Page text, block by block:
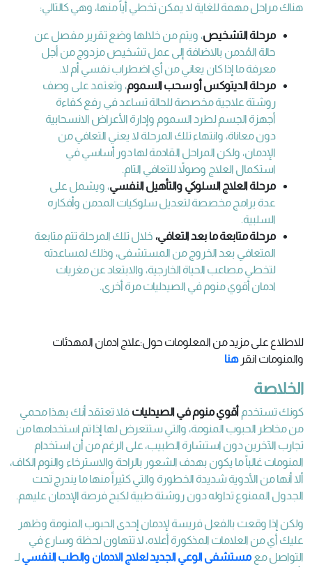
هناك مراحل مهمة للغاية لا يمكن تخطي أياً منها، وهي كالتالي:
مرحلة التشخيص، ويتم من خلالها وضع تقرير مفصل عن
حالة المُدمن بالاضافة إلى عمل تشخيص مزدوج من أجل
معرفة ما إذا كان يعاني من أي اضطراب نفسي أم لا.
مرحلة الديتوكس أو سحب السموم، وتعتمد على وصف
روشتة علاجية مخصصة للحالة تساعد في رفع كفاءة
أجهزة الجسم لطرد السموم وإدارة الأعراض الانسحابية
دون معاناة، وانتهاء تلك المرحلة لا يعني التعافي من
الإدمان، ولكن المراحل القادمة لها دور أساسي في
استكمال العلاج وصولاً للتعافي التام.
مرحلة العلاج السلوكي والتأهيل النفسي، ويشمل على
عدة برامج مخصصة لتعديل سلوكيات المدمن وأفكاره
السلبية.
مرحلة متابعة ما بعد التعافي، خلال تلك المرحلة تتم متابعة
المتعافي بعد الخروج من المستشفى، وذلك لمساعدته
لتخطي مصاعب الحياة الخارجية، والابتعاد عن مغريات
ادمان أقوي منوم في الصيدليات مرة أخرى.
للاطلاع على مزيد من المعلومات حول:علاج ادمان المهدئات
والمنومات انقر هنا
الخلاصة
كونك تستخدم أقوي منوم في الصيدليات فلا تعتقد أنك بهذا محمي
من مخاطر الحبوب المنومة، والتي ستتعرض لها إذا تم استخدامها من
تجارب الآخرين دون استشارة الطبيب، على الرغم من أن استخدام
المنومات غالباً ما يكون بهدف الشعور بالراحة والاسترخاء والنوم الكاف،
ألا أنها من الأدوية شديدة الخطورة والتي كثيراً منها ما يندرج تحت
الجدول الممنوع تداوله دون روشتة طبية لكبح فرصة الإدمان عليهم.
ولكن إذا وقعت بالفعل فريسة لإدمان إحدى الحبوب المنومة وظهر
عليك أي من العلامات المذكورة أعلاه، لا تتهاون لحظة وسارع في
التواصل معمستشفى الوعي الجديد لعلاج الادمان والطب النفسيلـ